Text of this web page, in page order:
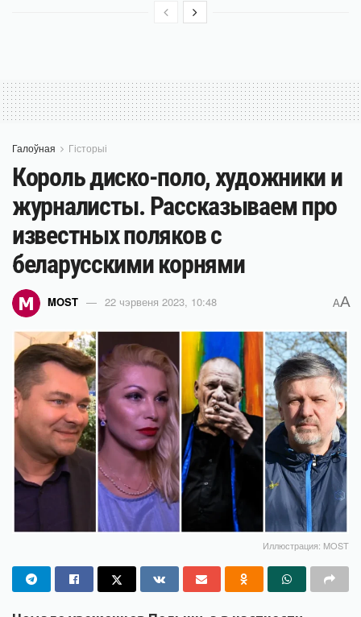
Галоўная Гісторыі
Король диско-поло, художники и
журналисты. Рассказываем про
известных поляков с
беларусскими корнями
MOST 22 чэрвеня 2023, 10:48 AA
Иллюстрация: MOST